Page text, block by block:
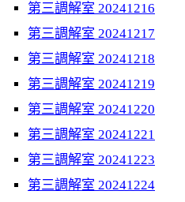
第三調解室 20241216
第三調解室 20241217
第三調解室 20241218
第三調解室 20241219
第三調解室 20241220
第三調解室 20241221
第三調解室 20241223
第三調解室 20241224